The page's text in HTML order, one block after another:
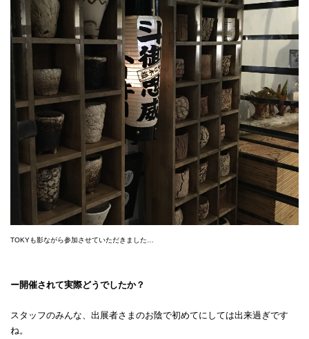
TOKYも影ながら参加させていただきました…
ー開催されて実際どうでしたか？
スタッフのみんな、出展者さまのお陰で初めてにしては出来過ぎです
ね。